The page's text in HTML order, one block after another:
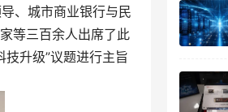
、城市商业银行与民
等三百余人出席了此
升级”议题进行主旨